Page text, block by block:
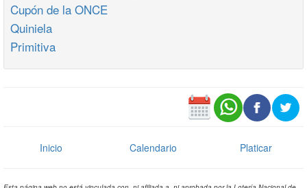
Cupón de la ONCE
Quiniela
Primitiva
Inicio Calendario Platicar